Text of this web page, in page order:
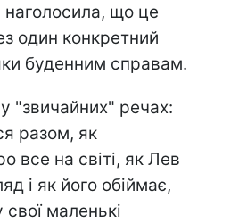
що це
один конкретний
буденним справам.
"звичайних" речах:
разом, як
все на світі, як Лев
і як його обіймає,
маленькі